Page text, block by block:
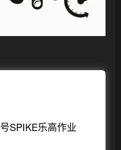
SPIKE乐高作业